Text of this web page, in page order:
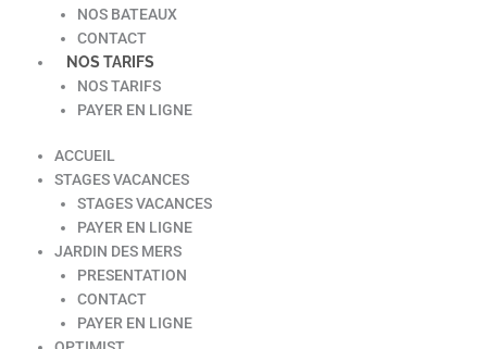
NOS BATEAUX
CONTACT
NOS TARIFS
NOS TARIFS
PAYER EN LIGNE
ACCUEIL
STAGES VACANCES
STAGES VACANCES
PAYER EN LIGNE
JARDIN DES MERS
PRESENTATION
CONTACT
PAYER EN LIGNE